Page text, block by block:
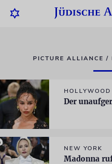
PICTURE ALLIANCE /
HOLLYWOOD
Der
NEW YORK
Madonna